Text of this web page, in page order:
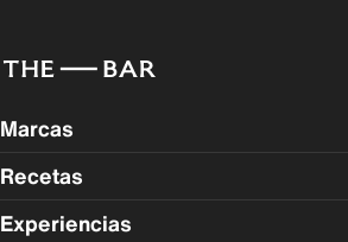
Marcas
Recetas
Experiencias